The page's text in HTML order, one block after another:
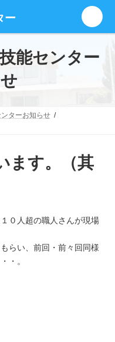
ー
能センター
ターお知らせ
ます。（其
０人超の職人さんが現場
らい、前回・前々回同様
・。